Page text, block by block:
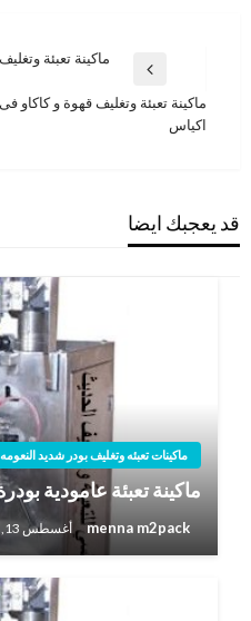
المقالات
المقالة
السابقة
ماكينة تعبئة
المقالة
ماكينة تعبئة وتغليف قهوة و كاكاو فى
اكياس
قد يعجبك ايضا
ماكينات تعبئه وتغليف بودر شديد النعومه
ماكينة تعبئة عامودية
menna m2pack أغسطس 13, 2022